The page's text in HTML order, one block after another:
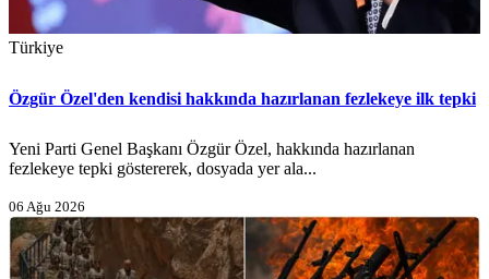
Türkiye
Özgür Özel'den kendisi hakkında hazırlanan fezlekeye ilk tepki
Yeni Parti Genel Başkanı Özgür Özel, hakkında hazırlanan
fezlekeye tepki göstererek, dosyada yer ala...
06 Ağu 2026